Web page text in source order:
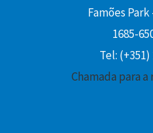
Famões
1685-
Tel: (+351)
Chamada para